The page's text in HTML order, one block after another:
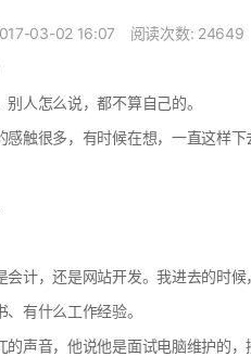
03-02 16:07 阅读次数: 24649
人怎么说，都不算自己的。
触很多，有时候在想，一直这样下
计，还是网站开发。我进去的时候
有什么工作经验。
声音，他说他是面试电脑维护的，